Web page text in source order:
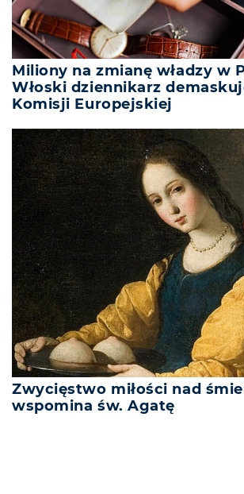
Miliony na zmianę władzy w
Włoski dziennikarz
Komisji Europejskiej
Zwycięstwo miłości nad
wspomina św. Agatę